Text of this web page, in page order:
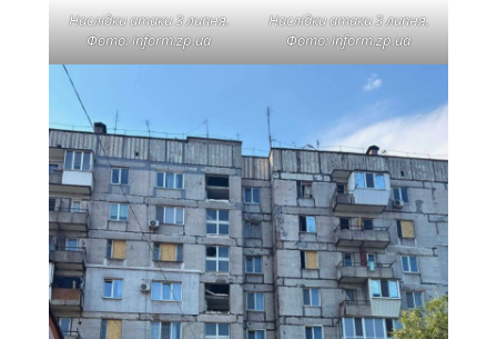
Наслідки атаки 3 липня.
Фото: inform.zp.ua
Наслідки атаки 3 липня.
Фото: inform.zp.ua